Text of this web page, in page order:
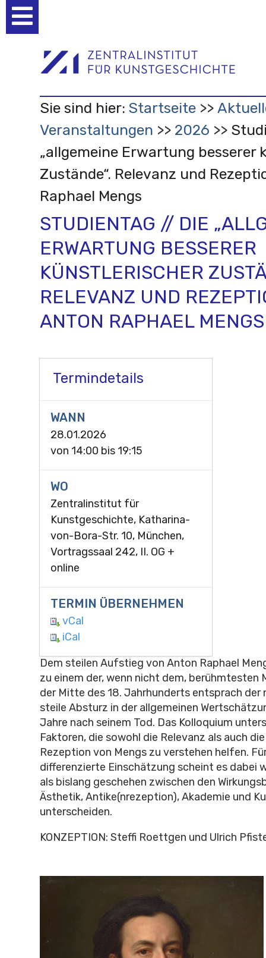
Werkzeuge
Sie sind hier: Startseite
Veranstaltungen
2026
„allgemeine Erwartung besserer
Zustände“. Relevanz und
Raphael Mengs
STUDIENTAG // DIE
ERWARTUNG BESSERER
KÜNSTLERISCHER
RELEVANZ UND
ANTON RAPHAEL MENGS
Termindetails
WANN
28.01.2026
von 14:00 bis 19:15
WO
Zentralinstitut für
Kunstgeschichte, Katharina-
von-Bora-Str. 10, München,
Vortragssaal 242, II. OG +
online
TERMIN ÜBERNEHMEN
vCal
iCal
Dem steilen Aufstieg von Anton Raphael
zu einem der, wenn nicht dem, berühmtesten
der Mitte des 18. Jahrhunderts entsprach der
steile Absturz in der allgemeinen
Jahre nach seinem Tod. Das Kolloquium
Faktoren, die sowohl die Relevanz als auch
Rezeption von Mengs zu verstehen helfen.
differenzierte Einschätzung scheint es dabei
als bislang geschehen zwischen den
Ästhetik, Antike(nrezeption), Akademie und
unterscheiden.
KONZEPTION: Steffi Roettgen und Ulrich